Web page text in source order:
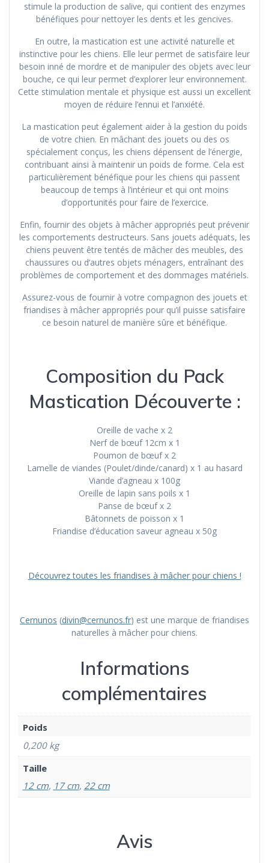
stimule la production de salive, qui contient des enzymes
bénéfiques pour nettoyer les dents et les gencives.
En outre, la mastication est une activité naturelle et
instinctive pour les chiens. Elle leur permet de satisfaire leur
besoin inné de mordre et de manipuler des objets avec leur
bouche, ce qui leur permet d’explorer leur environnement.
Cette stimulation mentale et physique est aussi un excellent
moyen de réduire l’ennui et l’anxiété.
La mastication peut également aider à la gestion du poids
de votre chien. En mâchant des jouets ou des os
spécialement conçus, les chiens dépensent de l’énergie,
contribuant ainsi à maintenir un poids de forme. Cela est
particulièrement bénéfique pour les chiens qui passent
beaucoup de temps à l’intérieur et qui ont moins
d’opportunités pour faire de l’exercice.
Enfin, fournir des objets à mâcher appropriés peut prévenir
les comportements destructeurs. Sans jouets adéquats, les
chiens peuvent être tentés de mâcher des meubles, des
chaussures ou d’autres objets ménagers, entraînant des
problèmes de comportement et des dommages matériels.
Assurez-vous de fournir à votre compagnon des jouets et
friandises à mâcher appropriés pour qu’il puisse satisfaire
ce besoin naturel de manière sûre et bénéfique.
Composition du Pack
Mastication Découverte :
Oreille de vache x 2
Nerf de bœuf 12cm x 1
Poumon de bœuf x 2
Lamelle de viandes (Poulet/dinde/canard) x 1 au hasard
Viande d’agneau x 100g
Oreille de lapin sans poils x 1
Panse de bœuf x 2
Bâtonnets de poisson x 1
Friandise d’éducation saveur agneau x 50g
Découvrez toutes les friandises à mâcher pour chiens !
Cernunos (divin@cernunos.fr) est une marque de friandises
naturelles à mâcher pour chiens.
Informations
complémentaires
Poids
0,200 kg
Taille
12 cm, 17 cm, 22 cm
Avis